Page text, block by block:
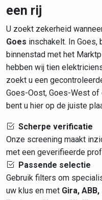
een rij
U zoekt zekerheid
Goes inschakelt. In
binnenstad met het
hebben wij tien
zoekt u een
Goes-Oost, Goes-West
bent u hier op de juiste
Scherpe verificatie
Onze screening maakt
met een geverifieerde
Passende selectie
Gebruik filters om
uw klus en met Gira,